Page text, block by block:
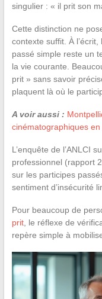
singulier : « il prit son
Cette distinction ne
contexte suffit. À
passé simple reste un
la vie courante.
prit » sans savoir
plaquent là où le
A voir aussi :
cinématographiques
L’enquête de l’ANLCI
professionnel (rapport
sur les participes
sentiment d’insécurité
Pour beaucoup de
prit, le réflexe de
repère simple à